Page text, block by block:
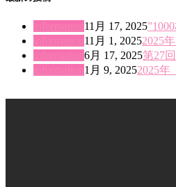
11月 17, 2025
11月 1, 20252025
6月 17, 2025第27
1月 9, 20252025